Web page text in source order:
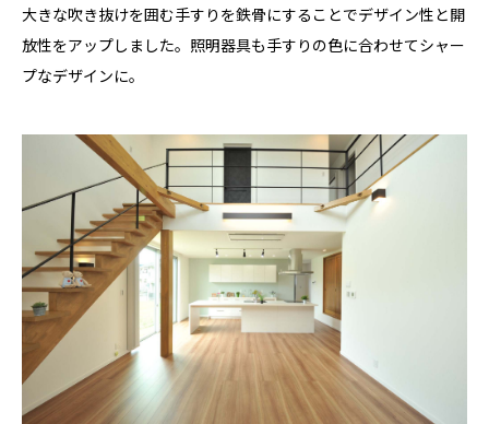
大きな吹き抜けを囲む手すりを鉄骨にすることでデザイン性と開
放性をアップしました。照明器具も手すりの色に合わせてシャー
プなデザインに。